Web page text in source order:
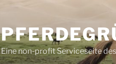
Eine non-profit Serviceseite